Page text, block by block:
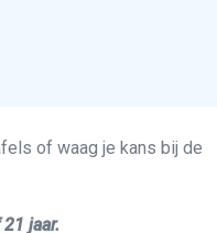
of waag je kans bij de
jaar.